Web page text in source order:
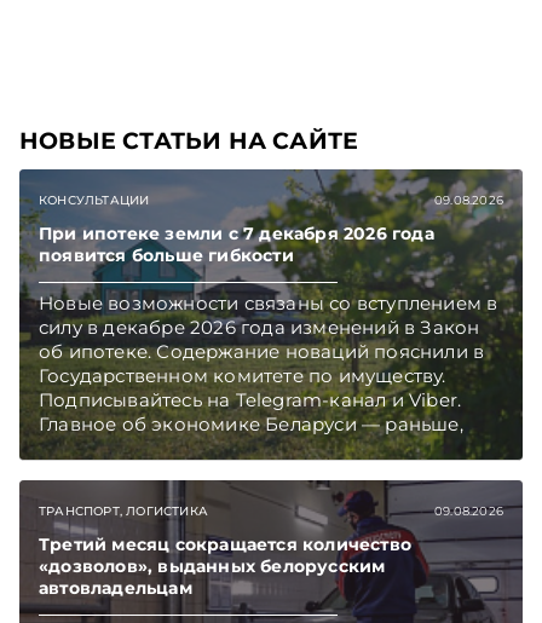
НОВЫЕ СТАТЬИ НА САЙТЕ
КОНСУЛЬТАЦИИ 09.08.2026
При ипотеке земли с 7 декабря 2026 года
появится больше гибкости
Новые возможности связаны со вступлением в
силу в декабре 2026 года изменений в Закон
об ипотеке. Содержание новаций пояснили в
Государственном комитете по имуществу.
Подписывайтесь на Telegram‑канал и Viber.
Главное об экономике Беларуси — раньше,
чем в новостях TelegramViber
ТРАНСПОРТ, ЛОГИСТИКА 09.08.2026
Третий месяц сокращается количество
«дозволов», выданных белорусским
автовладельцам